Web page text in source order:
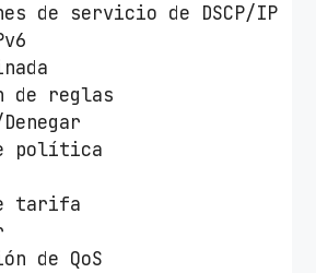
de servicio de DSCP/IP
de reglas
política
tarifa
de QoS